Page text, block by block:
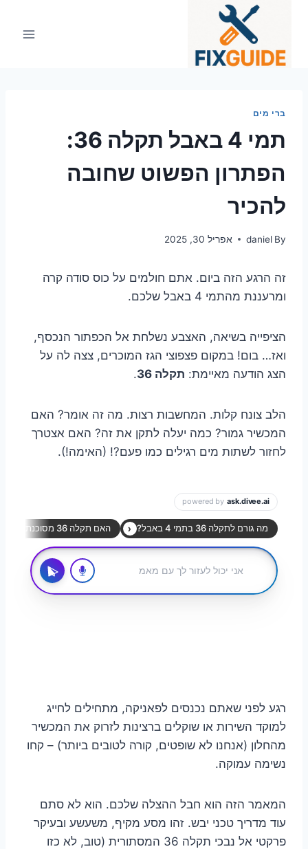
ברי מים
תמי 4 באבל תקלה 36:
הפתרון הפשוט שחובה
להכיר
By
daniel אפריל 30, 2025
זה הרגע הזה ביום. אתם חולמים על כוס סודה קרה
ומרעננת מהתמי 4 באבל שלכם.
הציפייה בשיאה, האצבע נשלחת אל הכפתור הנכסף,
ואז… בום! במקום פצפוצי הגז המוכרים, צצה לה על
הצג הודעה מאיימת: תקלה 36 .
הלב צונח קלות. המחשבות רצות. מה זה אומר? האם
המכשיר גמור? כמה יעלה לתקן את זה? האם אצטרך
לחזור לשתות מים רגילים כמו פעם?! (האימה!).
רגע לפני שאתם נכנסים לפאניקה, מתחילים לחייג
למוקד השירות או שוקלים ברצינות לזרוק את המכשיר
מהחלון (אנחנו לא שופטים, קורה לטובים ביותר) – קחו
נשימה עמוקה.
המאמר הזה הוא חבל ההצלה שלכם. הוא לא סתם
עוד מדריך טכני יבש. זהו מסע מקיף, משעשע ובעיקר
פרקטי אל נבכי תקלה 36 המסתורית (טוב, לא כזו